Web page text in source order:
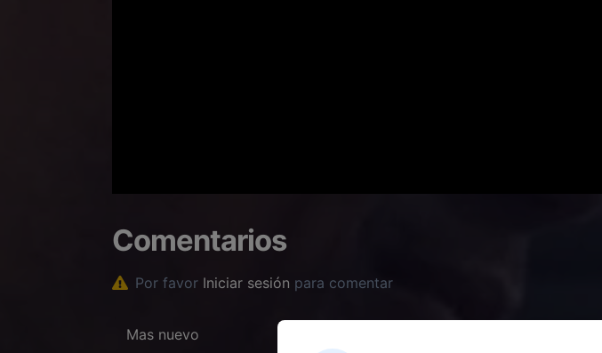
Comentarios
Por favor Iniciar sesión para comentar
Mas nuevo